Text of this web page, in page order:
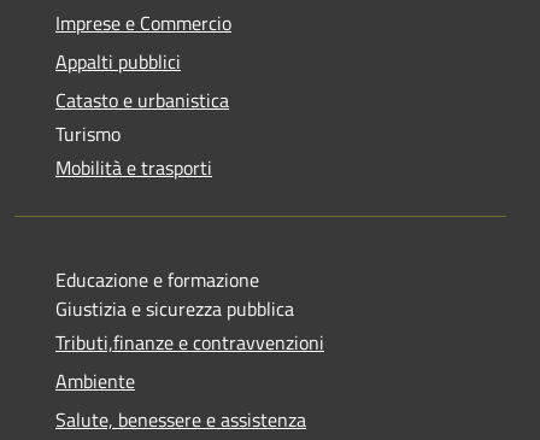
Imprese e Commercio
Appalti pubblici
Catasto e urbanistica
Turismo
Mobilità e trasporti
Educazione e formazione
Giustizia e sicurezza pubblica
Tributi,finanze e contravvenzioni
Ambiente
Salute, benessere e assistenza